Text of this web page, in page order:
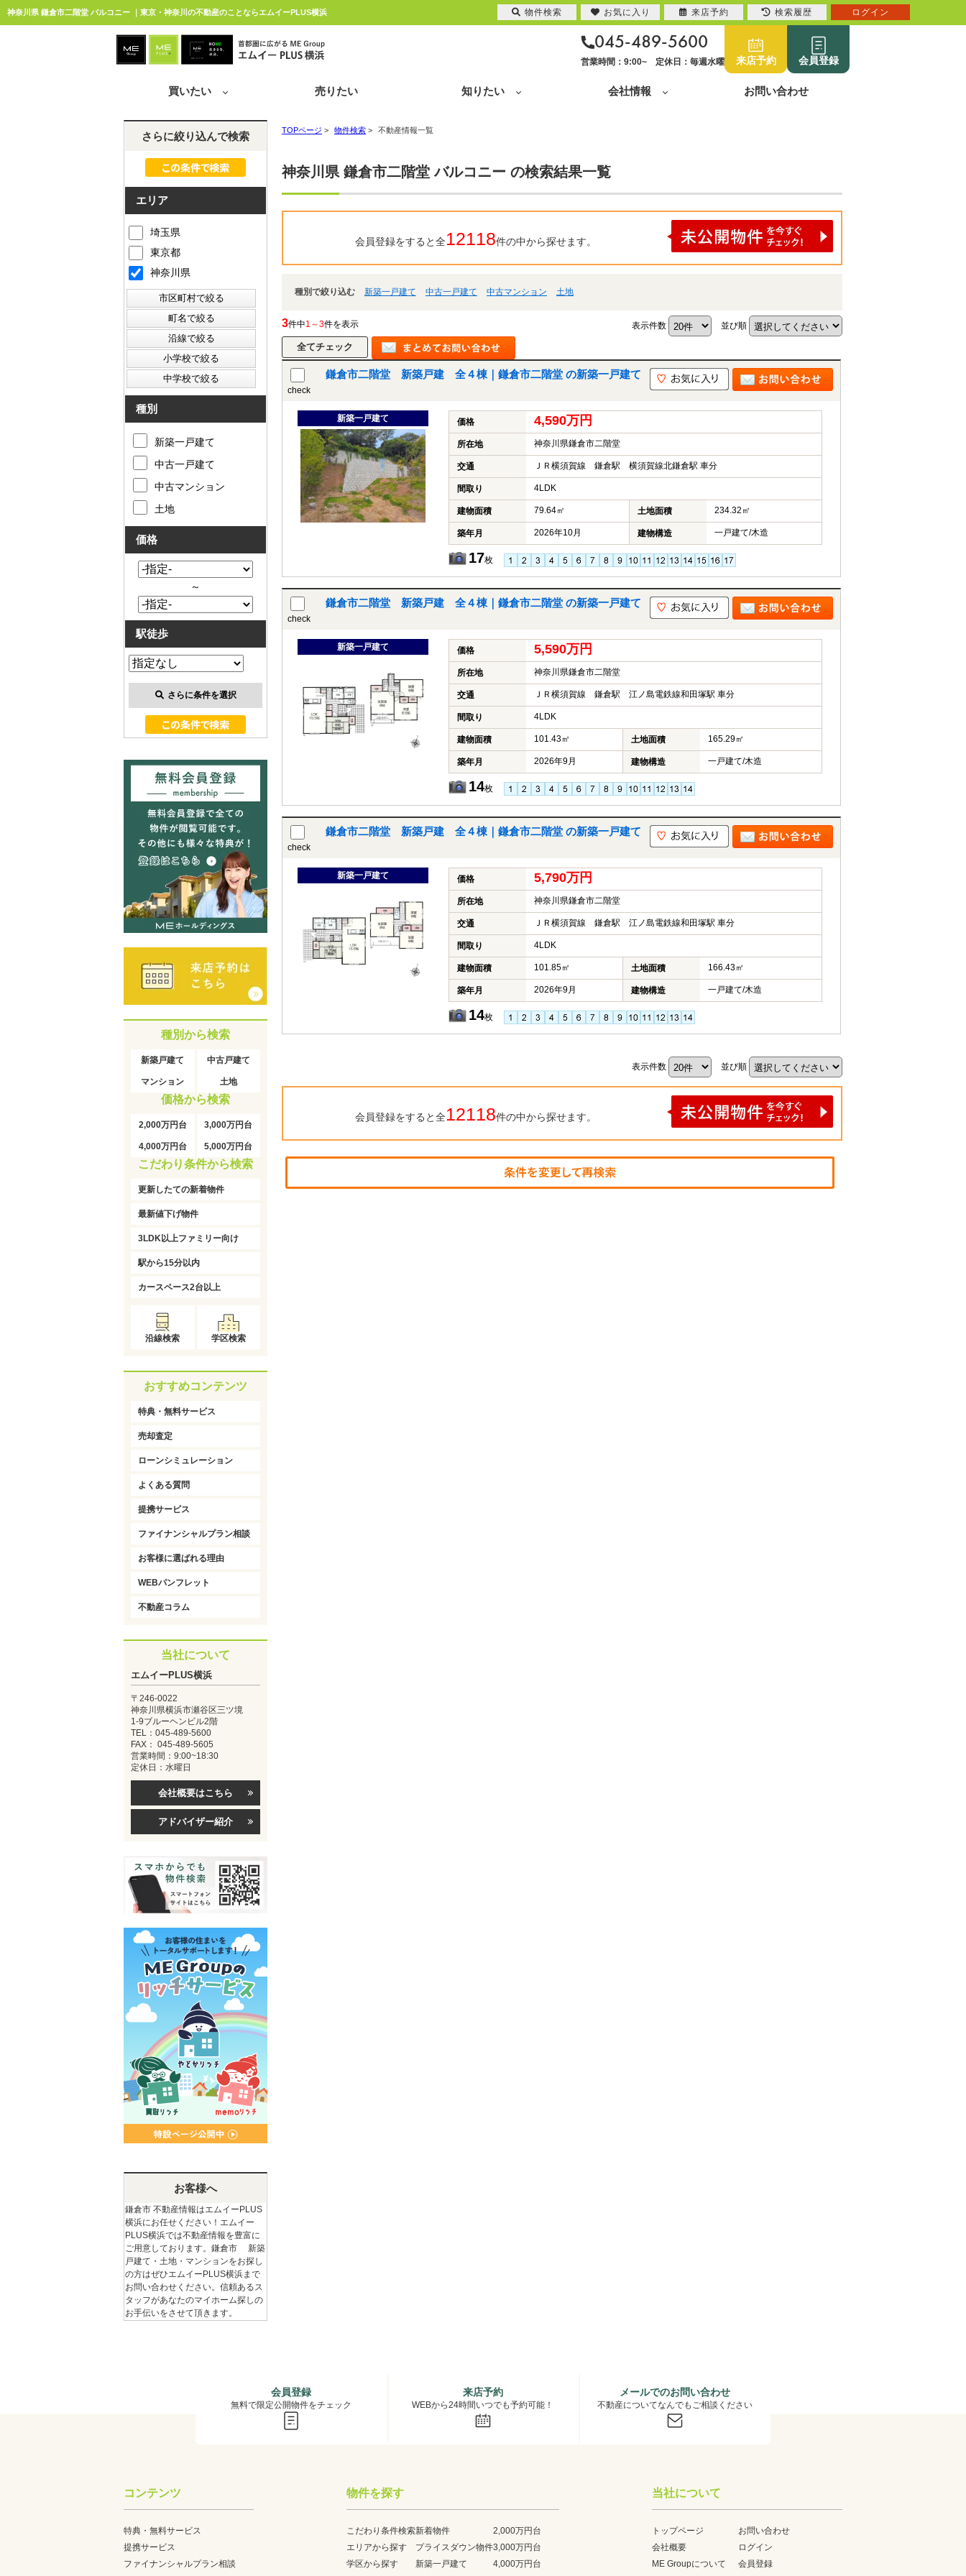
神奈川県 鎌倉市二階堂 バルコニー ｜東京・神奈川の不動産のことならエムイーPLUS横浜
045-489-5600
営業時間：9:00~ 定休日：毎週水曜 来店予約 会員登録
買いたい 売りたい 知りたい 会社情報 お問い合わせ
TOPページ > 物件検索 > 不動産情報一覧
神奈川県 鎌倉市二階堂 バルコニー の検索結果一覧
会員登録をすると全12118件の中から探せます。
種別で絞り込む 新築一戸建て 中古一戸建て 中古マンション 土地
3件中1～3件を表示 表示件数 並び順
check
鎌倉市二階堂 新築戸建 全４棟｜鎌倉市二階堂 の新築一戸建て
新築一戸建て 価格 4,590万円
所在地 神奈川県鎌倉市二階堂
交通 ＪＲ横須賀線 鎌倉駅 横須賀線北鎌倉駅 車分
間取り 4LDK
建物面積 79.64㎡ 土地面積 234.32㎡
築年月 2026年10月 建物構造 一戸建て/木造
17枚
check
鎌倉市二階堂 新築戸建 全４棟｜鎌倉市二階堂 の新築一戸建て
新築一戸建て 価格 5,590万円
所在地 神奈川県鎌倉市二階堂
交通 ＪＲ横須賀線 鎌倉駅 江ノ島電鉄線和田塚駅 車分
間取り 4LDK
建物面積 101.43㎡ 土地面積 165.29㎡
築年月 2026年9月 建物構造 一戸建て/木造
14枚
check
鎌倉市二階堂 新築戸建 全４棟｜鎌倉市二階堂 の新築一戸建て
新築一戸建て 価格 5,790万円
所在地 神奈川県鎌倉市二階堂
交通 ＪＲ横須賀線 鎌倉駅 江ノ島電鉄線和田塚駅 車分
間取り 4LDK
建物面積 101.85㎡ 土地面積 166.43㎡
築年月 2026年9月 建物構造 一戸建て/木造
14枚
表示件数 並び順
会員登録をすると全12118件の中から探せます。
さらに絞り込んで検索
エリア
埼玉県
東京都
神奈川県
種別
新築一戸建て
中古一戸建て
中古マンション
土地
価格
～
駅徒歩
さらに条件を選択
種別から検索
新築戸建て 中古戸建て
マンション 土地
価格から検索
2,000万円台 3,000万円台
4,000万円台 5,000万円台
こだわり条件から検索
更新したての新着物件
最新値下げ物件
3LDK以上ファミリー向け
駅から15分以内
カースペース2台以上
沿線検索 学区検索
おすすめコンテンツ
特典・無料サービス
売却査定
ローンシミュレーション
よくある質問
提携サービス
ファイナンシャルプラン相談
お客様に選ばれる理由
WEBパンフレット
不動産コラム
当社について
エムイーPLUS横浜
〒246-0022
神奈川県横浜市瀬谷区三ツ境
1-9ブルーヘンビル2階
TEL：045-489-5600
FAX： 045-489-5605
営業時間：9:00~18:30
定休日：水曜日
会社概要はこちら
アドバイザー紹介
お客様へ
鎌倉市 不動産情報はエムイーPLUS
横浜にお任せください！エムイー
PLUS横浜では不動産情報を豊富に
ご用意しております。鎌倉市 新築
戸建て・土地・マンションをお探し
の方はぜひエムイーPLUS横浜まで
お問い合わせください。信頼あるス
タッフがあなたのマイホーム探しの
お手伝いをさせて頂きます。
会員登録
無料で限定公開物件をチェック
来店予約
WEBから24時間いつでも予約可能！
メールでのお問い合わせ
不動産についてなんでもご相談ください
コンテンツ
特典・無料サービス
提携サービス
ファイナンシャルプラン相談
物件を探す
こだわり条件検索
エリアから探す
学区から探す
新着物件
プライスダウン物件
新築一戸建て
2,000万円台
3,000万円台
4,000万円台
当社について
トップページ
会社概要
ME Groupについて
お問い合わせ
ログイン
会員登録
物件検索 お気に入り 来店予約 検索履歴 ログイン